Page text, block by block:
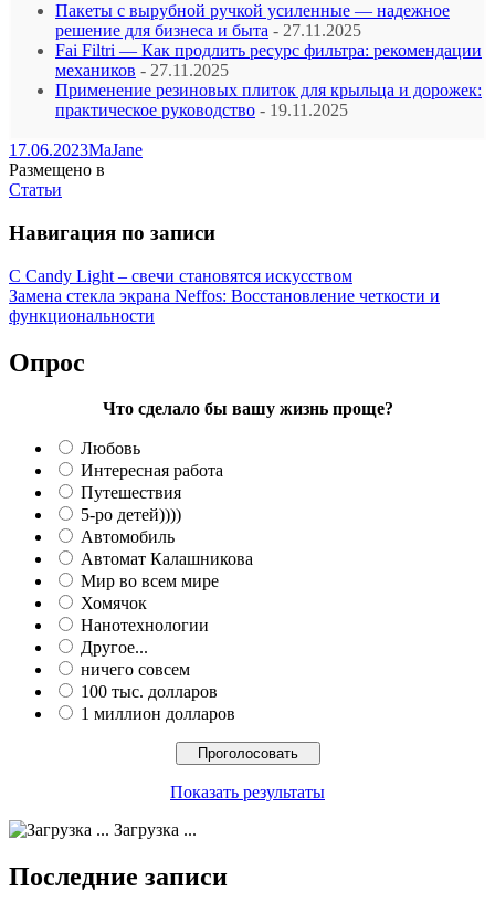
Пакеты с вырубной ручкой усиленные — надежное
решение для бизнеса и быта - 27.11.2025
Fai Filtri — Как продлить ресурс фильтра: рекомендации
механиков - 27.11.2025
Применение резиновых плиток для крыльца и дорожек:
практическое руководство - 19.11.2025
17.06.2023MaJane
Размещено в
Статьи
Навигация по записи
С Candy Light – свечи становятся искусством
Замена стекла экрана Neffos: Восстановление четкости и
функциональности
Опрос
Что сделало бы вашу жизнь проще?
Любовь
Интересная работа
Путешествия
5-ро детей))))
Автомобиль
Автомат Калашникова
Мир во всем мире
Хомячок
Нанотехнологии
Другое...
ничего совсем
100 тыс. долларов
1 миллион долларов
Показать результаты
Загрузка ...
Последние записи